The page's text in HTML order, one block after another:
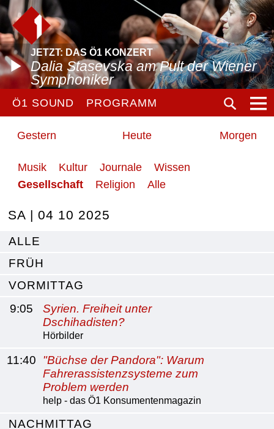
JETZT: DAS Ö1 KONZERT
Dalia Stasevska am Pult der Wiener
Symphoniker
Ö1 SOUND PROGRAMM
Gestern Heute Morgen
Musik Kultur Journale
Wissen
Gesellschaft
Religion Alle
SA | 04 10 2025
ALLE
FRÜH
VORMITTAG
9:05
Syrien. Freiheit unter
Dschihadisten?
Hörbilder
11:40
"Büchse der Pandora": Warum
Fahrerassistenzsysteme zum
Problem werden
help - das Ö1 Konsumentenmagazin
NACHMITTAG